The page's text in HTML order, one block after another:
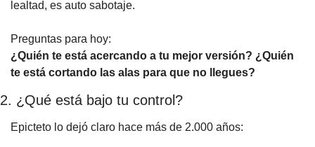
lealtad, es auto sabotaje.
Preguntas para hoy:
¿Quién te está acercando a tu mejor versión? ¿Quién
te está cortando las alas para que no llegues?
2. ¿Qué está bajo tu control?
Epicteto lo dejó claro hace más de 2.000 años: